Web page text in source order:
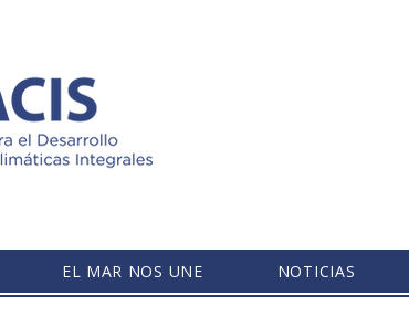
EL MAR NOS UNE NOTICIAS